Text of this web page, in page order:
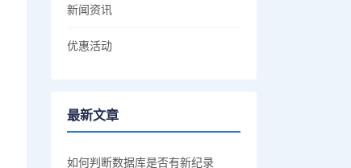
新闻资讯
优惠活动
最新文章
如何判断数据库是否有新纪录